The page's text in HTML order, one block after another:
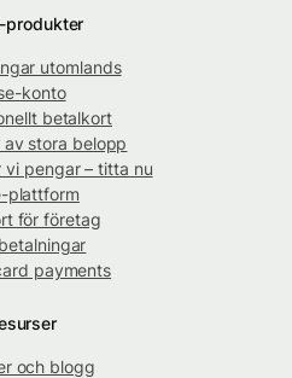
produkter
utomlands
konto
betalkort
stora belopp
vi pengar – titta nu
plattform
för företag
payments
och blogg